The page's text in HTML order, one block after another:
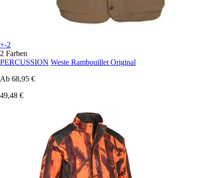
+-2
2 Farben
PERCUSSION Weste Rambouillet Original
Ab 68,95 €
49,48 €